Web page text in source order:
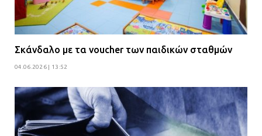
Σκάνδαλο με τα voucher των παιδικών σταθμών
04.06.2026 | 13:52